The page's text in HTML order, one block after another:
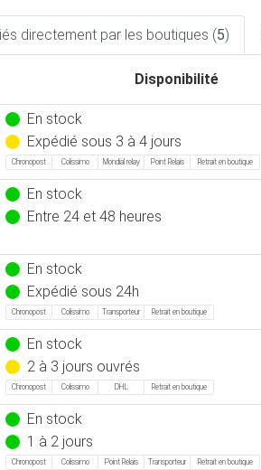
directement par les boutiques (5)
Disponibilité
En stock
Expédié sous 3 à 4 jours
Chronopost Colissimo Mondial relay Point Relais Retrait en boutique
En stock
Entre 24 et 48 heures
En stock
Expédié sous 24h
Chronopost Colissimo Transporteur Retrait en boutique
En stock
2 à 3 jours ouvrés
Chronopost Colissimo DHL Retrait en boutique
En stock
1 à 2 jours
Chronopost Colissimo Point Relais Transporteur Retrait en boutique